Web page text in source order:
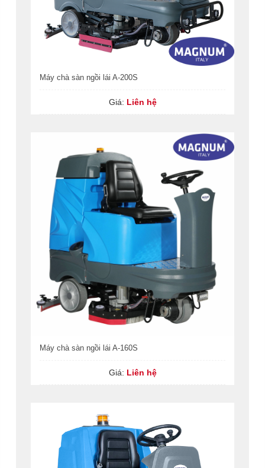
Máy chà sàn ngồi lái A-200S
Giá: Liên hệ
Máy chà sàn ngồi lái A-160S
Giá: Liên hệ